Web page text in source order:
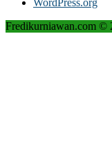
Fredikurniawan.com ©